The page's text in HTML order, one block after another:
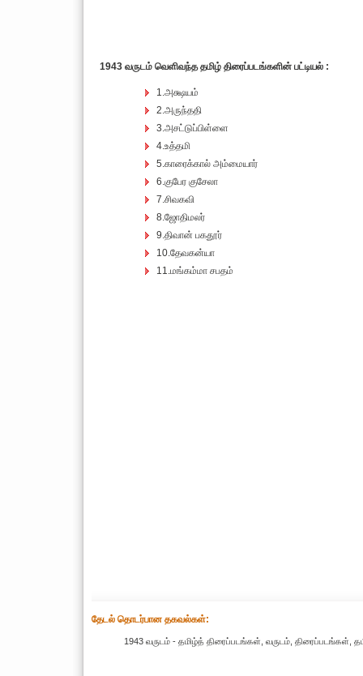
1943 வருடம் வெளிவந்த தமிழ் திரைப்படங்களின் பட்டியல் :
1.அக்ஷயம்
2.அருந்ததி
3.அசட்டுப்பிள்ளை
4.உத்தமி
5.காரைக்கால் அம்மையார்
6.குபேர குசேலா
7.சிவகவி
8.ஜோதிமலர்
9.திவான் பகதூர்
10.தேவகன்யா
11.மங்கம்மா சபதம்
தேட‌ல் தொட‌ர்பான தகவ‌ல்க‌ள்:
1943 வருடம் - தமிழ்த் திரைப்படங்கள், வருடம், திரைப்படங்கள்,